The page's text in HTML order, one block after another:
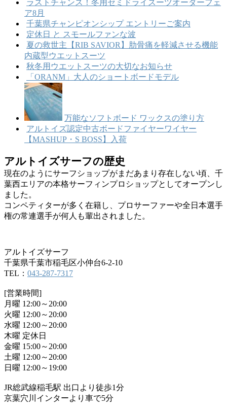
ラストチャンス！冬用セミドライスーツオーダーフェ
ア8月
千葉県チャンピオンシップ エントリーご案内
定休日 と スモールファンな波
夏の救世主【RIB SAVIOR】肋骨痛を軽減させる機能
内蔵型ウエットスーツ
秋冬用ウエットスーツの大切なお知らせ
「ORANM」大人のショートボードモデル
万能なソフトボード ワックスの塗り方
アルトイズ認定中古ボードファイヤーワイヤー
【MASHUP・S BOSS】入荷
アルトイズサーフの歴史
現在のようにサーフショップがまだあまり存在しない頃、千
葉西エリアの本格サーフィンプロショップとしてオープンし
ました。
コンペティターが多く在籍し、プロサーファーや全日本選手
権の常連選手が何人も輩出されました。
アルトイズサーフ
千葉県千葉市稲毛区小仲台6-2-10
TEL： 043-287-7317
[営業時間]
月曜 12:00～20:00
火曜 12:00～20:00
水曜 12:00～20:00
木曜 定休日
金曜 15:00～20:00
土曜 12:00～20:00
日曜 12:00～19:00
JR総武線稲毛駅 出口より徒歩1分
京葉穴川インターより車で5分